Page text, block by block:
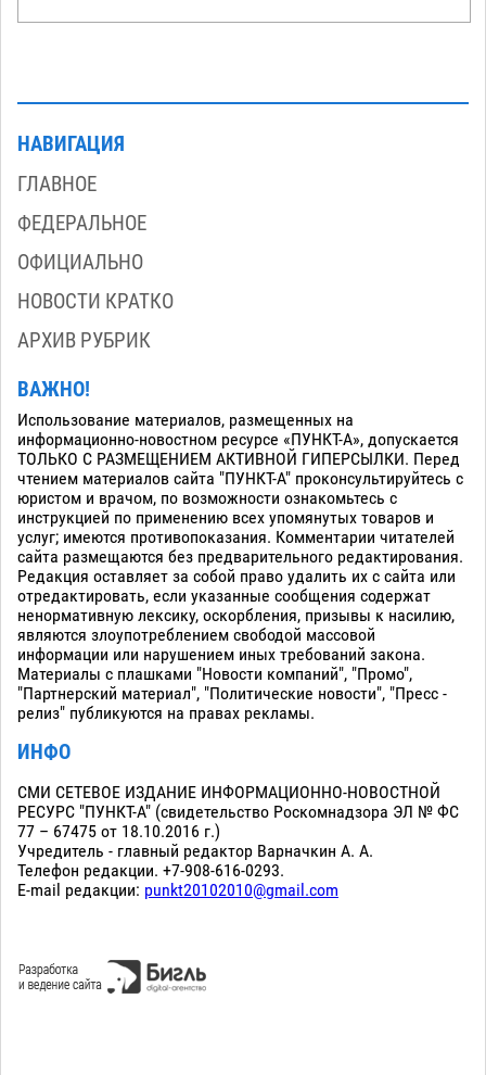
НАВИГАЦИЯ
ГЛАВНОЕ
ФЕДЕРАЛЬНОЕ
ОФИЦИАЛЬНО
НОВОСТИ КРАТКО
АРХИВ РУБРИК
ВАЖНО!
Использование материалов, размещенных на
информационно-новостном ресурсе «ПУНКТ-А», допускается
ТОЛЬКО С РАЗМЕЩЕНИЕМ АКТИВНОЙ ГИПЕРСЫЛКИ. Перед
чтением материалов сайта "ПУНКТ-А" проконсультируйтесь с
юристом и врачом, по возможности ознакомьтесь с
инструкцией по применению всех упомянутых товаров и
услуг; имеются противопоказания. Комментарии читателей
сайта размещаются без предварительного редактирования.
Редакция оставляет за собой право удалить их с сайта или
отредактировать, если указанные сообщения содержат
ненормативную лексику, оскорбления, призывы к насилию,
являются злоупотреблением свободой массовой
информации или нарушением иных требований закона.
Материалы с плашками "Новости компаний", "Промо",
"Партнерский материал", "Политические новости", "Пресс -
релиз" публикуются на правах рекламы.
ИНФО
СМИ СЕТЕВОЕ ИЗДАНИЕ ИНФОРМАЦИОННО-НОВОСТНОЙ
РЕСУРС "ПУНКТ-А" (свидетельство Роскомнадзора ЭЛ № ФС
77 – 67475 от 18.10.2016 г.)
Учредитель - главный редактор Варначкин А. А.
Телефон редакции. +7-908-616-0293.
E-mail редакции: punkt20102010@gmail.com